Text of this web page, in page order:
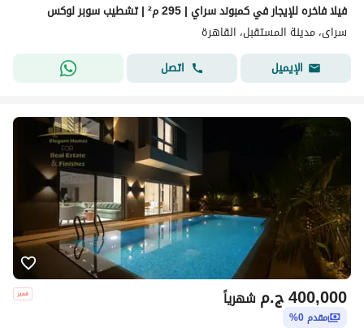
فيلا فاخره للإيجار في كمبوند سراي | 295 م² | تشطيب سوبر لوكس
سراى، مدينة المستقبل، القاهرة
الإيميل
اتصل
ج.م400,000 شهرياً
مقدم 0%